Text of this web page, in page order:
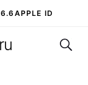
APPLE ID
OZON БАНК